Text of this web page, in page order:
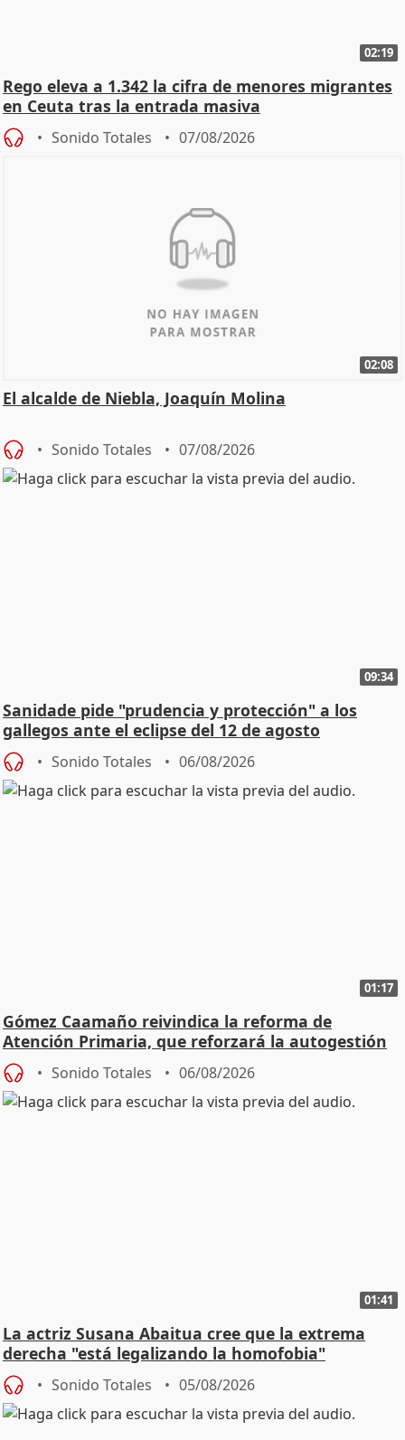
02:19
Rego eleva a 1.342 la cifra de menores migrantes
en Ceuta tras la entrada masiva
Sonido Totales 07/08/2026
02:08
El alcalde de Niebla, Joaquín Molina
Sonido Totales 07/08/2026
09:34
Sanidade pide "prudencia y protección" a los
gallegos ante el eclipse del 12 de agosto
Sonido Totales 06/08/2026
01:17
Gómez Caamaño reivindica la reforma de
Atención Primaria, que reforzará la autogestión
Sonido Totales 06/08/2026
01:41
La actriz Susana Abaitua cree que la extrema
derecha "está legalizando la homofobia"
Sonido Totales 05/08/2026